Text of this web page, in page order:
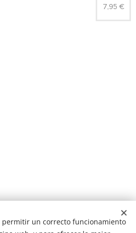
7,95 €
permitir un correcto funcionamiento